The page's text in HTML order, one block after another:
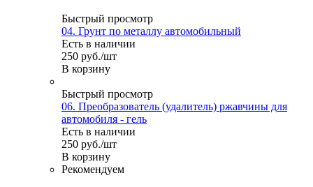
Быстрый просмотр
04. Грунт по металлу автомобильный
Есть в наличии
250 руб./шт
В корзину
Быстрый просмотр
06. Преобразователь (удалитель) ржавчины для
автомобиля - гель
Есть в наличии
250 руб./шт
В корзину
Рекомендуем